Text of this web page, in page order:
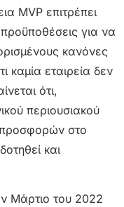
MVP επιτρέπει
για να
κανόνες
καμία εταιρεία δεν
ότι,
περιουσιακού
στο
και
Μάρτιο του 2022